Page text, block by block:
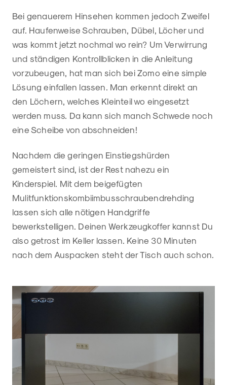
Bei genauerem Hinsehen kommen jedoch Zweifel
auf. Haufenweise Schrauben, Dübel, Löcher und
was kommt jetzt nochmal wo rein? Um Verwirrung
und ständigen Kontrollblicken in die Anleitung
vorzubeugen, hat man sich bei Zomo eine simple
Lösung einfallen lassen. Man erkennt direkt an
den Löchern, welches Kleinteil wo eingesetzt
werden muss. Da kann sich manch Schwede noch
eine Scheibe von abschneiden!
Nachdem die geringen Einstiegshürden
gemeistert sind, ist der Rest nahezu ein
Kinderspiel. Mit dem beigefügten
Mulitfunktionskombiimbusschraubendrehding
lassen sich alle nötigen Handgriffe
bewerkstelligen. Deinen Werkzeugkoffer kannst Du
also getrost im Keller lassen. Keine 30 Minuten
nach dem Auspacken steht der Tisch auch schon.